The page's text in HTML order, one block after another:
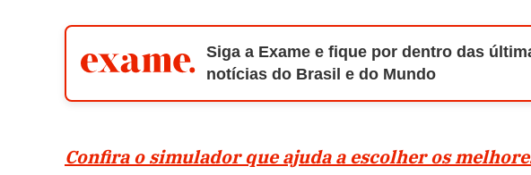
Siga a Exame e fique por dentro das
notícias do Brasil e do Mundo
Confira o simulador que ajuda a escolher os